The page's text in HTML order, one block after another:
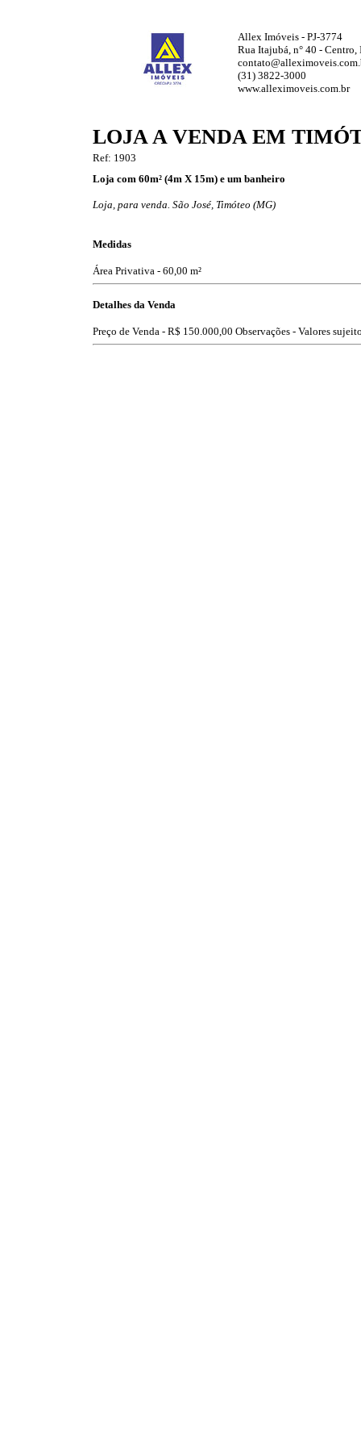
Allex Imóveis - PJ-3774
Rua Itajubá, n° 40 -
(31) 3822-3000
www.alleximoveis.com.br
LOJA A VENDA EM
Ref: 1903
Loja com 60m² (4m X 15m) e um banheiro
Loja, para venda. São José, Timóteo (MG)
Medidas
Área Privativa - 60,00 m²
Detalhes da Venda
Preço de Venda - R$ 150.000,00 Observações - Valores